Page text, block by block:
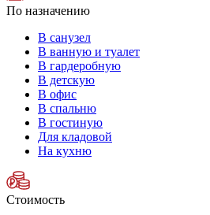
По назначению
В санузел
В ванную и туалет
В гардеробную
В детскую
В офис
В спальню
В гостиную
Для кладовой
На кухню
Стоимость